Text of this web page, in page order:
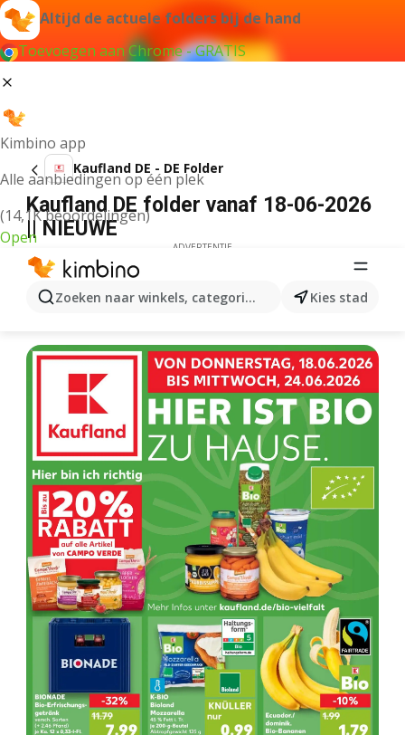
Altijd de actuele folders bij de hand
Toevoegen aan Chrome - GRATIS
Kimbino app
Alle aanbiedingen op één plek
(14,1K beoordelingen)
Open
Zoeken naar winkels, categorieën, producten...
Kies stad
Kaufland DE - DE Folder
Kaufland DE folder vanaf 18-06-2026
|| NIEUWE
ADVERTENTIE